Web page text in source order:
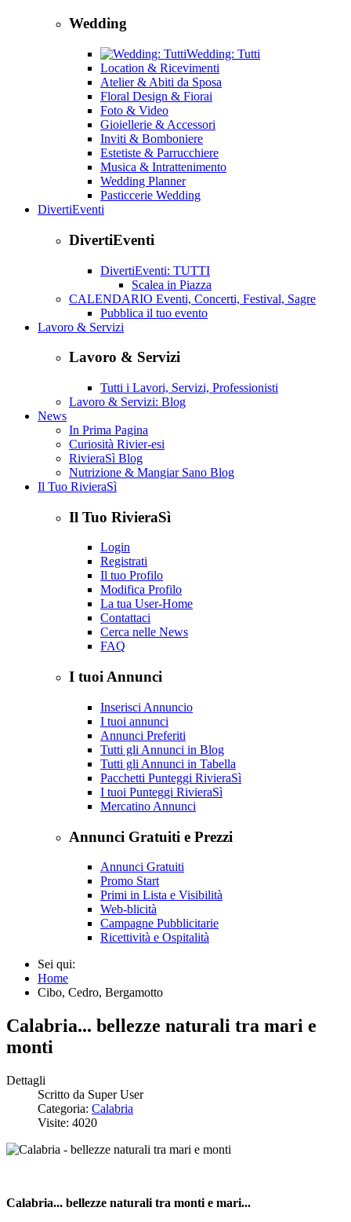
Wedding
Wedding: Tutti
Location & Ricevimenti
Atelier & Abiti da Sposa
Floral Design & Fiorai
Foto & Video
Gioiellerie & Accessori
Inviti & Bomboniere
Estetiste & Parrucchiere
Musica & Intrattenimento
Wedding Planner
Pasticcerie Wedding
DivertiEventi
DivertiEventi
DivertiEventi: TUTTI
Scalea in Piazza
CALENDARIO Eventi, Concerti, Festival, Sagre
Pubblica il tuo evento
Lavoro & Servizi
Lavoro & Servizi
Tutti i Lavori, Servizi, Professionisti
Lavoro & Servizi: Blog
News
In Prima Pagina
Curiosità Rivier-esi
RivieraSì Blog
Nutrizione & Mangiar Sano Blog
Il Tuo RivieraSì
Il Tuo RivieraSì
Login
Registrati
Il tuo Profilo
Modifica Profilo
La tua User-Home
Contattaci
Cerca nelle News
FAQ
I tuoi Annunci
Inserisci Annuncio
I tuoi annunci
Annunci Preferiti
Tutti gli Annunci in Blog
Tutti gli Annunci in Tabella
Pacchetti Punteggi RivieraSì
I tuoi Punteggi RivieraSì
Mercatino Annunci
Annunci Gratuiti e Prezzi
Annunci Gratuiti
Promo Start
Primi in Lista e Visibilità
Web-blicità
Campagne Pubblicitarie
Ricettività e Ospitalità
Sei qui:
Home
Cibo, Cedro, Bergamotto
Calabria... bellezze naturali tra mari e
monti
Dettagli
Scritto da Super User
Categoria: Calabria
Visite: 4020
Calabria... bellezze naturali tra monti e mari...